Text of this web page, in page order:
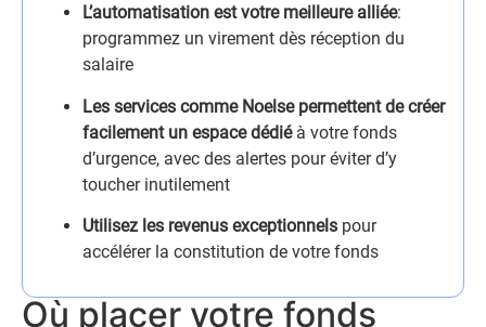
L’automatisation est votre meilleure alliée:
programmez un virement dès réception du
salaire
Les services comme Noelse permettent de créer
facilement un espace dédiéà votre fonds
d’urgence, avec des alertes pour éviter d’y
toucher inutilement
Utilisez les revenus exceptionnels pour
accélérer la constitution de votre fonds
Où placer votre fonds